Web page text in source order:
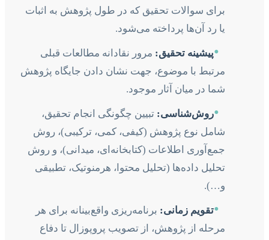
برای سوالات تحقیق که در طول پژوهش به اثبات
یا رد آن‌ها پرداخته می‌شود.
•پیشینه تحقیق: مرور نقادانه مطالعات قبلی
مرتبط با موضوع، جهت نشان دادن جایگاه پژوهش
شما در میان آثار موجود.
•روش‌شناسی: تبیین چگونگی انجام تحقیق،
شامل نوع پژوهش (کیفی، کمی، ترکیبی)، روش
جمع‌آوری اطلاعات (کتابخانه‌ای، میدانی)، و روش
تحلیل داده‌ها (تحلیل محتوا، هرمنوتیک، تطبیقی
و…).
•تقویم زمانی: برنامه‌ریزی واقع‌بینانه برای هر
مرحله از پژوهش، از تصویب پروپوزال تا دفاع